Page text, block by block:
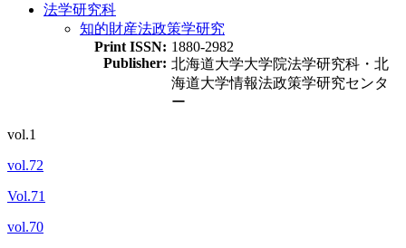
法学研究科
知的財産法政策学研究
Print ISSN: 1880-2982
Publisher: 北海道大学大学院法学研究科・北
海道大学情報法政策学研究センタ
ー
vol.1
vol.72
Vol.71
vol.70